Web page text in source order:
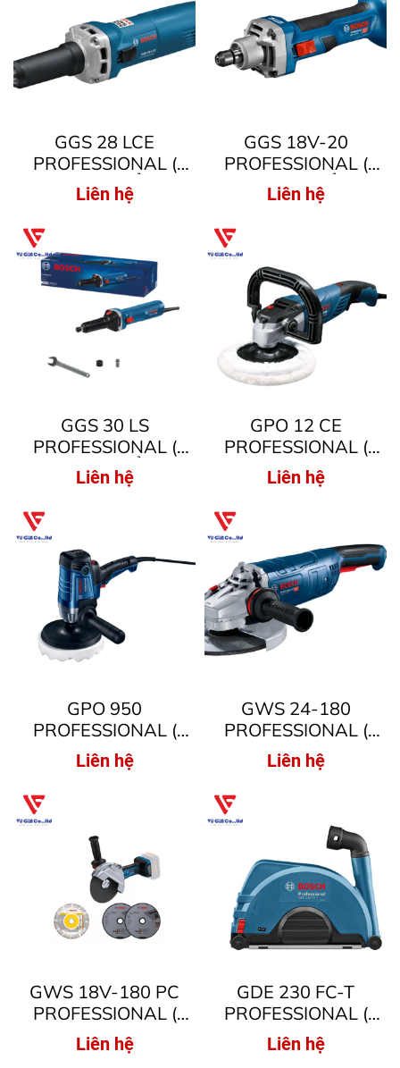
GGS 28 LCE
PROFESSIONAL (
MÁY MÀI THẲNG )
Liên hệ
GGS 18V-20
PROFESSIONAL (
MÁY MÀI THẲNG
DÙNG PIN )
Liên hệ
GGS 30 LS
PROFESSIONAL (
MÁY MÀI THẲNG )
Liên hệ
GPO 12 CE
PROFESSIONAL (
MÁY ĐÁNH BÓNG )
Liên hệ
GPO 950
PROFESSIONAL (
MÁY ĐÁNH BÓNG )
Liên hệ
GWS 24-180
PROFESSIONAL (
MÁY MÀI GÓC )
Liên hệ
GWS 18V-180 PC
PROFESSIONAL (
MÁY MÀI GÓC DÙNG
PIN )
Liên hệ
GDE 230 FC-T
PROFESSIONAL (
CÁC PHỤ KIỆN HỆ
THỐNG )
Liên hệ